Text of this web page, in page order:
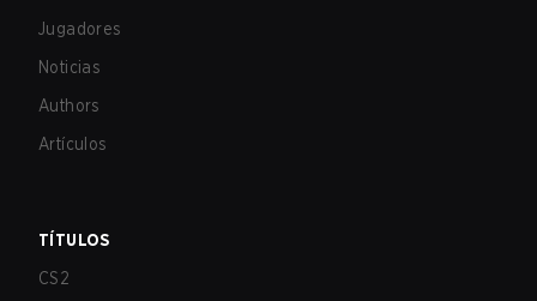
Jugadores
Noticias
Authors
Artículos
TÍTULOS
CS2